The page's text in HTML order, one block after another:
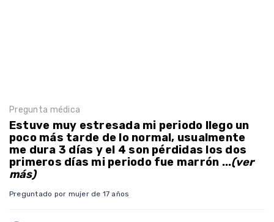
Pregunta médica
Estuve muy estresada mi periodo llego un
poco más tarde de lo normal, usualmente
me dura 3 días y el 4 son pérdidas los dos
primeros días mi periodo fue marrón ...(ver
más)
Preguntado por mujer de 17 años